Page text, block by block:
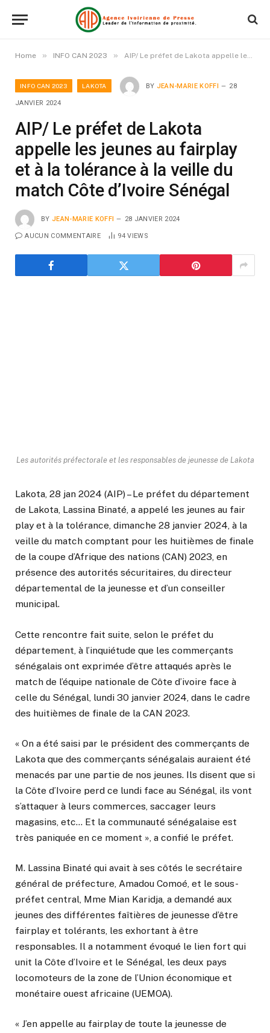
Home » INFO CAN 2023 » AIP/ Le préfet de Lakota appelle les jeunes au fairplay et à la tolérance à la veille du match Côte d’Ivoire Sénégal
INFO CAN 2023 LAKOTA BY JEAN-MARIE KOFFI 28
JANVIER 2024
AIP/ Le préfet de Lakota
appelle les jeunes au fairplay
et à la tolérance à la veille du
match Côte d’Ivoire Sénégal
BY JEAN-MARIE KOFFI 28 JANVIER 2024
AUCUN COMMENTAIRE 94VIEWS
Les autorités préfectorale et les responsables de jeunesse de Lakota
Lakota, 28 jan 2024 (AIP) – Le préfet du département
de Lakota, Lassina Binaté, a appelé les jeunes au fair
play et à la tolérance, dimanche 28 janvier 2024, à la
veille du match comptant pour les huitièmes de finale
de la coupe d’Afrique des nations (CAN) 2023, en
présence des autorités sécuritaires, du directeur
départemental de la jeunesse et d’un conseiller
municipal.
Cette rencontre fait suite, selon le préfet du
département, à l’inquiétude que les commerçants
sénégalais ont exprimée d’être attaqués après le
match de l’équipe nationale de Côte d’ivoire face à
celle du Sénégal, lundi 30 janvier 2024, dans le cadre
des huitièmes de finale de la CAN 2023.
« On a été saisi par le président des commerçants de
Lakota que des commerçants sénégalais auraient été
menacés par une partie de nos jeunes. Ils disent que si
la Côte d’Ivoire perd ce lundi face au Sénégal, ils vont
s’attaquer à leurs commerces, saccager leurs
magasins, etc… Et la communauté sénégalaise est
très paniquée en ce moment », a confié le préfet.
M. Lassina Binaté qui avait à ses côtés le secrétaire
général de préfecture, Amadou Comoé, et le sous-
préfet central, Mme Mian Karidja, a demandé aux
jeunes des différentes faîtières de jeunesse d’être
fairplay et tolérants, les exhortant à être
responsables. Il a notamment évoqué le lien fort qui
unit la Côte d’Ivoire et le Sénégal, les deux pays
locomoteurs de la zone de l’Union économique et
monétaire ouest africaine (UEMOA).
« J’en appelle au fairplay de toute la jeunesse de